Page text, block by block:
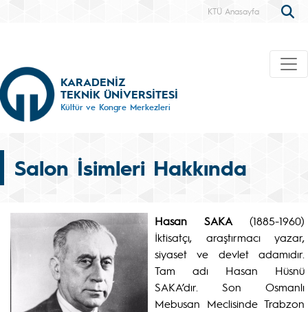
KTÜ Anasayfa
KARADENİZ
TEKNİK ÜNİVERSİTESİ
Kültür ve Kongre Merkezleri
Salon İsimleri Hakkında
Hasan SAKA (1885-1960)
İktisatçı, araştırmacı yazar,
siyaset ve devlet adamıdır.
Tam adı Hasan Hüsnü
SAKA’dır. Son Osmanlı
Mebusan Meclisinde Trabzon